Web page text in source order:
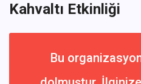
Kahvaltı Etkinliği
Bu